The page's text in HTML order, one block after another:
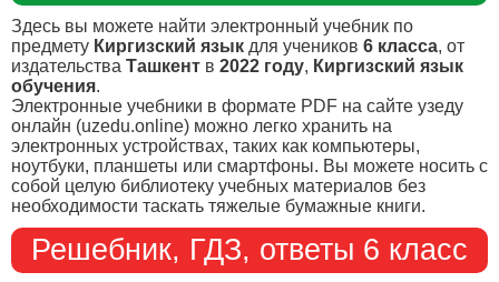
Здесь вы можете найти электронный учебник по
предмету Киргизский язык для учеников 6 класса, от
издательства Ташкент в 2022 году, Киргизский язык
обучения.
Электронные учебники в формате PDF на сайте узеду
онлайн (uzedu.online) можно легко хранить на
электронных устройствах, таких как компьютеры,
ноутбуки, планшеты или смартфоны. Вы можете носить с
собой целую библиотеку учебных материалов без
необходимости таскать тяжелые бумажные книги.
Решебник, ГДЗ, ответы 6 класс